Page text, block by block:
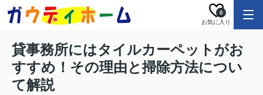
お気に入り
0
貸事務所にはタイルカーペットがお
すすめ！その理由と掃除方法につい
て解説